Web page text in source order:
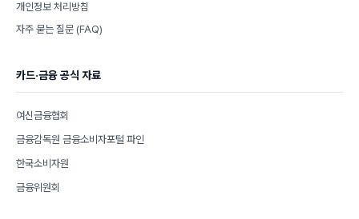
개인정보 처리방침
자주 묻는 질문 (FAQ)
카드·금융 공식 자료
여신금융협회
금융감독원 금융소비자포털 파인
한국소비자원
금융위원회